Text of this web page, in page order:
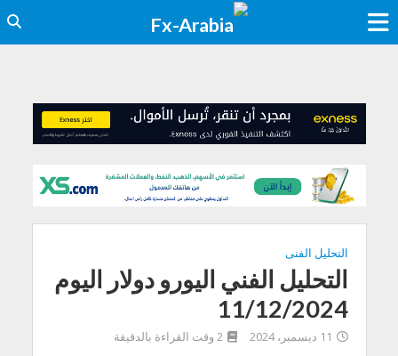
التحليل الفنى
التحليل الفني اليورو دولار اليوم
11/12/2024
11 ديسمبر، 2024 2 وقت القراءة بالدقيقة